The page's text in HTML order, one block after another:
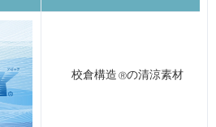
校倉構造 Ⓡの清涼素材